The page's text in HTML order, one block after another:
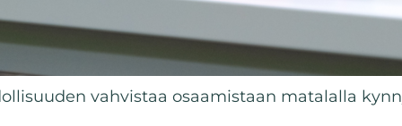
vahvistaa osaamistaan matalalla